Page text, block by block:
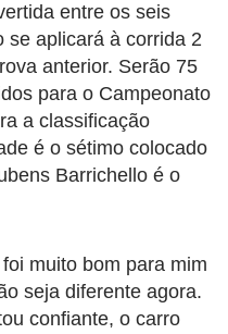
entre os seis
se aplicará à corrida 2
anterior. Serão 75
para o Campeonato
a classificação
é o sétimo colocado
Barrichello é o
muito bom para mim
seja diferente agora.
confiante, o carro